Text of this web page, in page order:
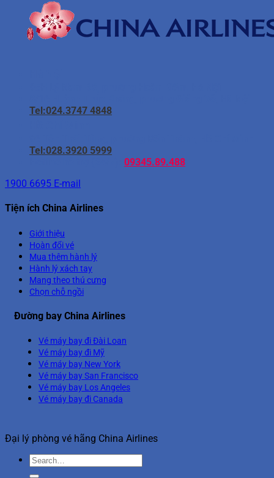
Tel:024.3747 4848
Tel:028.3920 5999
09345.89.488
1900 6695 E-mail
Tiện ích China Airlines
Giới thiệu
Hoàn đổi vé
Mua thêm hành lý
Hành lý xách tay
Mang theo thú cưng
Chọn chỗ ngồi
Đường bay China Airlines
Vé máy bay đi Đài Loan
Vé máy bay đi Mỹ
Vé máy bay New York
Vé máy bay San Francisco
Vé máy bay Los Angeles
Vé máy bay đi Canada
Đại lý phòng vé hãng China Airlines